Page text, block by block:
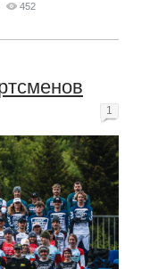
452
1